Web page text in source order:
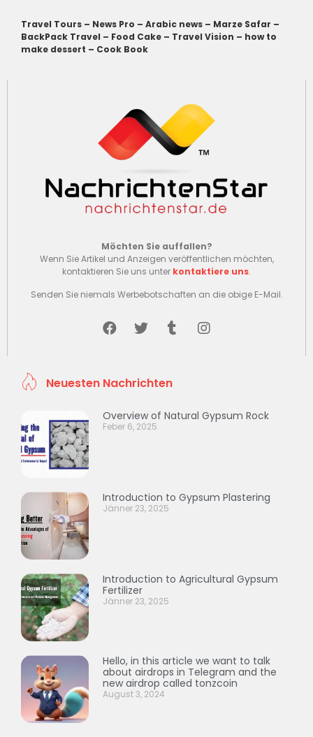
Travel Tours – News Pro – Arabic news – Marze Safar –
BackPack Travel – Food Cake – Travel Vision – how to
make dessert – Cook Book
Möchten Sie auffallen?
Wenn Sie Artikel und Anzeigen veröffentlichen möchten,
kontaktieren Sie uns unter kontaktiere uns.
Senden Sie niemals Werbebotschaften an die obige E-Mail.
Neuesten Nachrichten
Overview of Natural Gypsum Rock
Feber 6, 2025
Introduction to Gypsum Plastering
Jänner 23, 2025
Introduction to Agricultural Gypsum
Fertilizer
Jänner 23, 2025
Hello, in this article we want to talk
about airdrops in Telegram and the
new airdrop called tonzcoin
August 3, 2024